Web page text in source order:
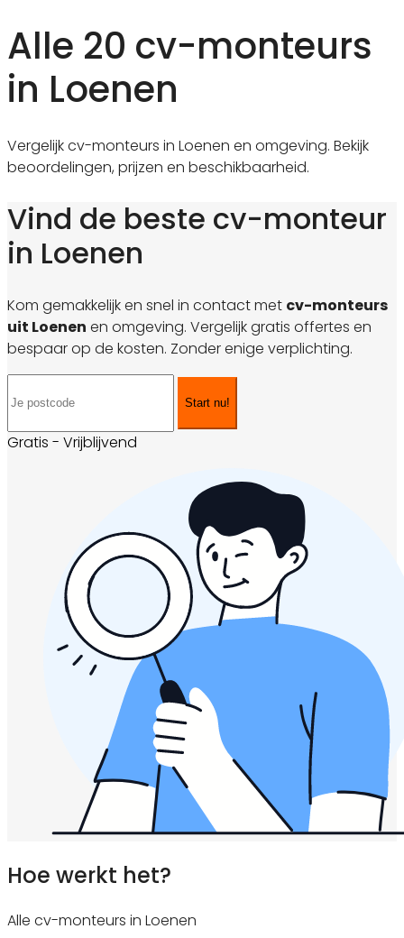
Alle 20 cv-monteurs
in Loenen
Vergelijk cv-monteurs in Loenen en omgeving. Bekijk
beoordelingen, prijzen en beschikbaarheid.
Vind de beste cv-monteur
in Loenen
Kom gemakkelijk en snel in contact met cv-monteurs
uit Loenen en omgeving. Vergelijk gratis offertes en
bespaar op de kosten. Zonder enige verplichting.
Start nu!
Gratis - Vrijblijvend
Hoe werkt het?
Alle cv-monteurs in Loenen